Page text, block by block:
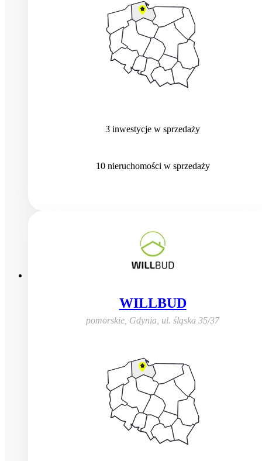
3 inwestycje w sprzedaży
10 nieruchomości w sprzedaży
WILLBUD
pomorskie, Gdynia ul. śląska 35/37